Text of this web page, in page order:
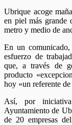
Ubrique acoge
en piel más grande
metro y medio de
En un
esfuerzo de
que, a través de
producto
hoy «un referente
Así, por
Ayuntamiento de
de 20 empresas